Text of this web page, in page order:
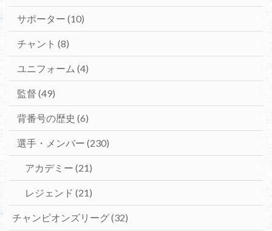
サポーター (10)
チャント (8)
ユニフォーム (4)
監督 (49)
背番号の歴史 (6)
選手・メンバー (230)
アカデミー (21)
レジェンド (21)
チャンピオンズリーグ(32)